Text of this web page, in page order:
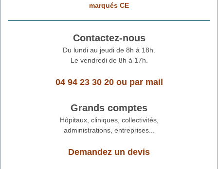
marqués CE
Contactez-nous
Du lundi au jeudi de 8h à 18h.
Le vendredi de 8h à 17h.
04 94 23 30 20ou par mail
Grands comptes
Hôpitaux, cliniques, collectivités,
administrations, entreprises...
Demandez un devis